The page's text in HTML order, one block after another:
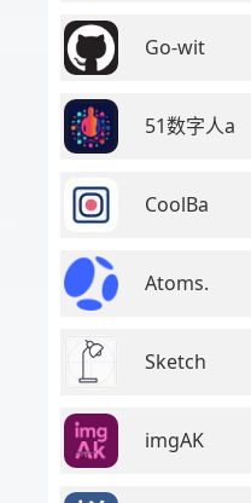
Go-wit
51数字人a
CoolBa
Atoms.
Sketch
imgAK